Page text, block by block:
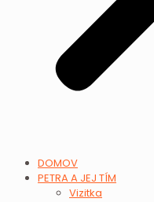
DOMOV
PETRA A JEJ TÍM
Vizitka